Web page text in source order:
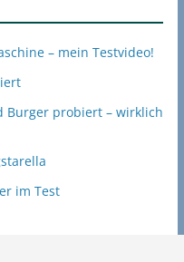
– mein Testvideo!
Burger probiert – wirklich
im Test